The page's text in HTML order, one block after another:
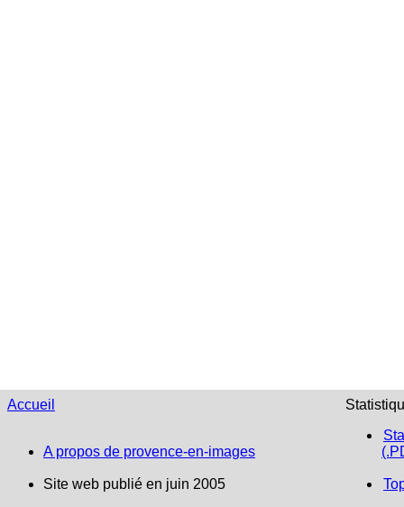
Accueil
A propos de provence-en-images
Site web publié en juin 2005